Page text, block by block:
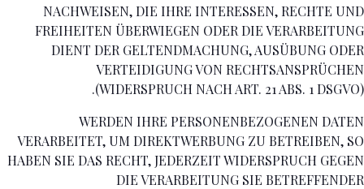
NACHWEISEN, DIE IHRE INTERESSEN, RECHTE UND
FREIHEITEN ÜBERWIEGEN ODER DIE VERARBEITUNG
DIENT DER GELTENDMACHUNG, AUSÜBUNG ODER
VERTEIDIGUNG VON RECHTSANSPRÜCHEN
(WIDERSPRUCH NACH ART. 21 ABS. 1 DSGVO).
WERDEN IHRE PERSONENBEZOGENEN DATEN
VERARBEITET, UM DIREKTWERBUNG ZU BETREIBEN, SO
HABEN SIE DAS RECHT, JEDERZEIT WIDERSPRUCH GEGEN
DIE VERARBEITUNG SIE BETREFFENDER